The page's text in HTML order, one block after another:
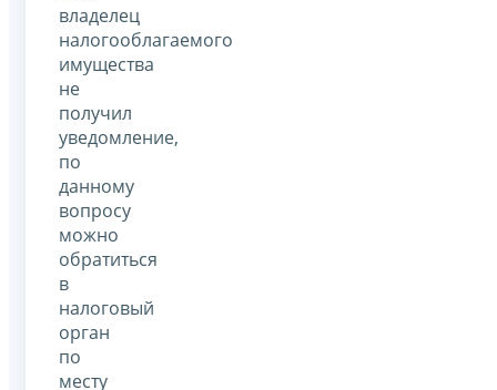
владелец
налогооблагаемого
имущества
не
получил
уведомление,
по
данному
вопросу
можно
обратиться
в
налоговый
орган
по
месту